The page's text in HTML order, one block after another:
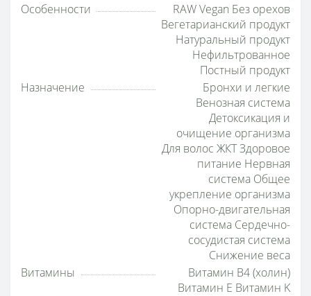
Особенности
RAW Vegan Без орехов
Вегетарианский продукт
Натуральный продукт
Нефильтрованное
Постный продукт
Назначение
Бронхи и легкие
Венозная система
Детоксикация и
очищение организма
Для волос ЖКТ Здоровое
питание Нервная
система Общее
укрепление организма
Опорно-двигательная
система Сердечно-
сосудистая система
Снижение веса
Витамины
Витамин B4 (холин)
Витамин E Витамин K